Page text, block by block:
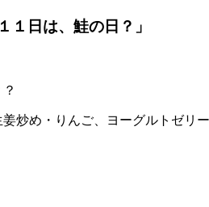
日は、鮭の日？」
炒め・りんご、ヨーグルトゼリ